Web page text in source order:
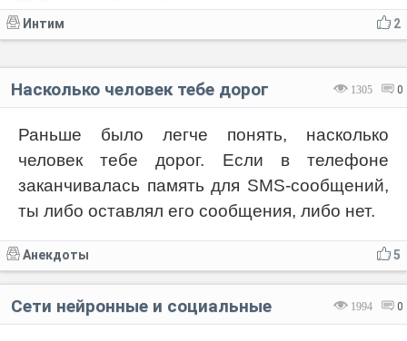
2
Интим
1305 0
Насколько человек тебе дорог
Раньше было легче понять, насколько
человек тебе дорог. Если в телефоне
заканчивалась память для SMS-сообщений,
ты либо оставлял его сообщения, либо нет.
5
Анекдоты
1994 0
Сети нейронные и социальные